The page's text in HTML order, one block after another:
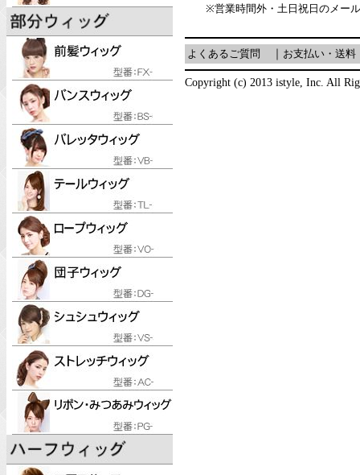
※営業時間外・土日祝日のメー
よくあるご質問 お支払い・送料
Copyright (c) 2013 istyle, Inc. All